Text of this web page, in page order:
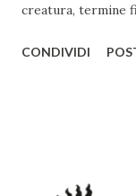
creatura, termine
disdegnò di farsi
La datazione
CONDIVIDI